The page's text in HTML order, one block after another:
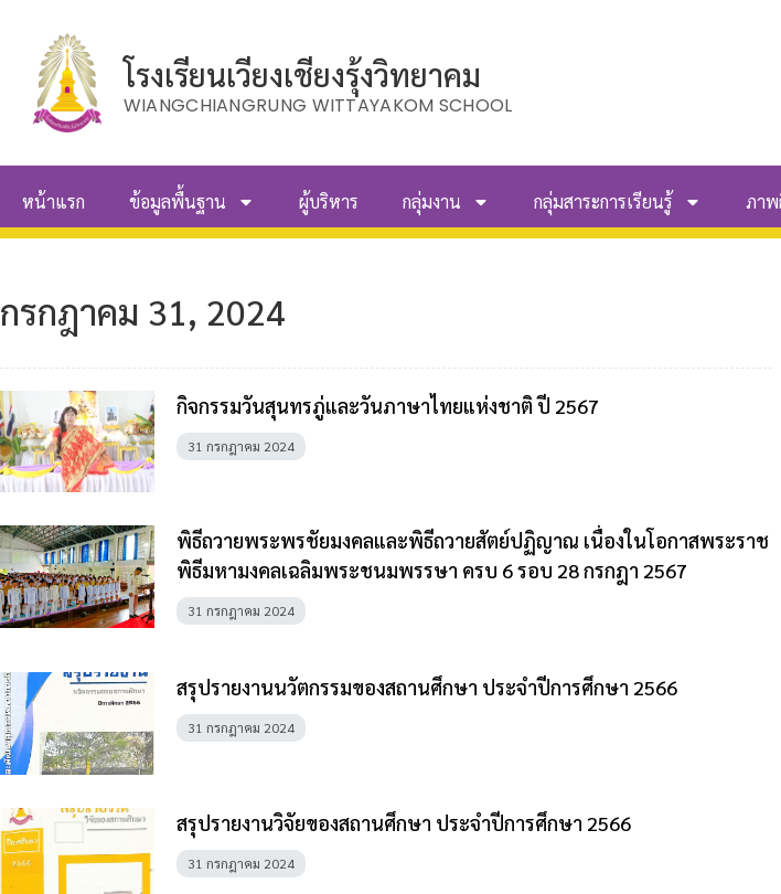
โรงเรียนเวียงเชียงรุ้งวิทยาคม
WIANGCHIANGRUNG WITTAYAKOM SCHOOL
หน้าแรก ข้อมูลพื้นฐาน ผู้บริหาร กลุ่มงาน กลุ่มสาระการเรียนรู้ ภาพ
กรกฎาคม 31, 2024
กิจกรรมวันสุนทรภู่และวันภาษาไทยแห่งชาติ ปี 2567
31 กรกฎาคม 2024
พิธีถวายพระพรชัยมงคลและพิธีถวายสัตย์ปฏิญาณ เนื่องในโอกาสพระราช
พิธีมหามงคลเฉลิมพระชนมพรรษา ครบ 6 รอบ 28 กรกฎา 2567
31 กรกฎาคม 2024
สรุปรายงานนวัตกรรมของสถานศึกษา ประจำปีการศึกษา 2566
31 กรกฎาคม 2024
สรุปรายงานวิจัยของสถานศึกษา ประจำปีการศึกษา 2566
31 กรกฎาคม 2024